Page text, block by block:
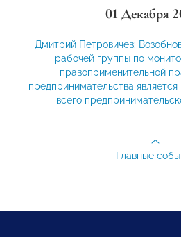
01 Декабря
Дмитрий Петровичев:
рабочей группы по
правоприменительной
предпринимательства
всего
Главные